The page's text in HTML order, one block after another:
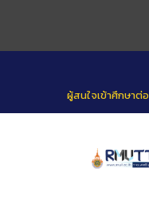
ผู้สนใจเข้าศึกษาต่อ